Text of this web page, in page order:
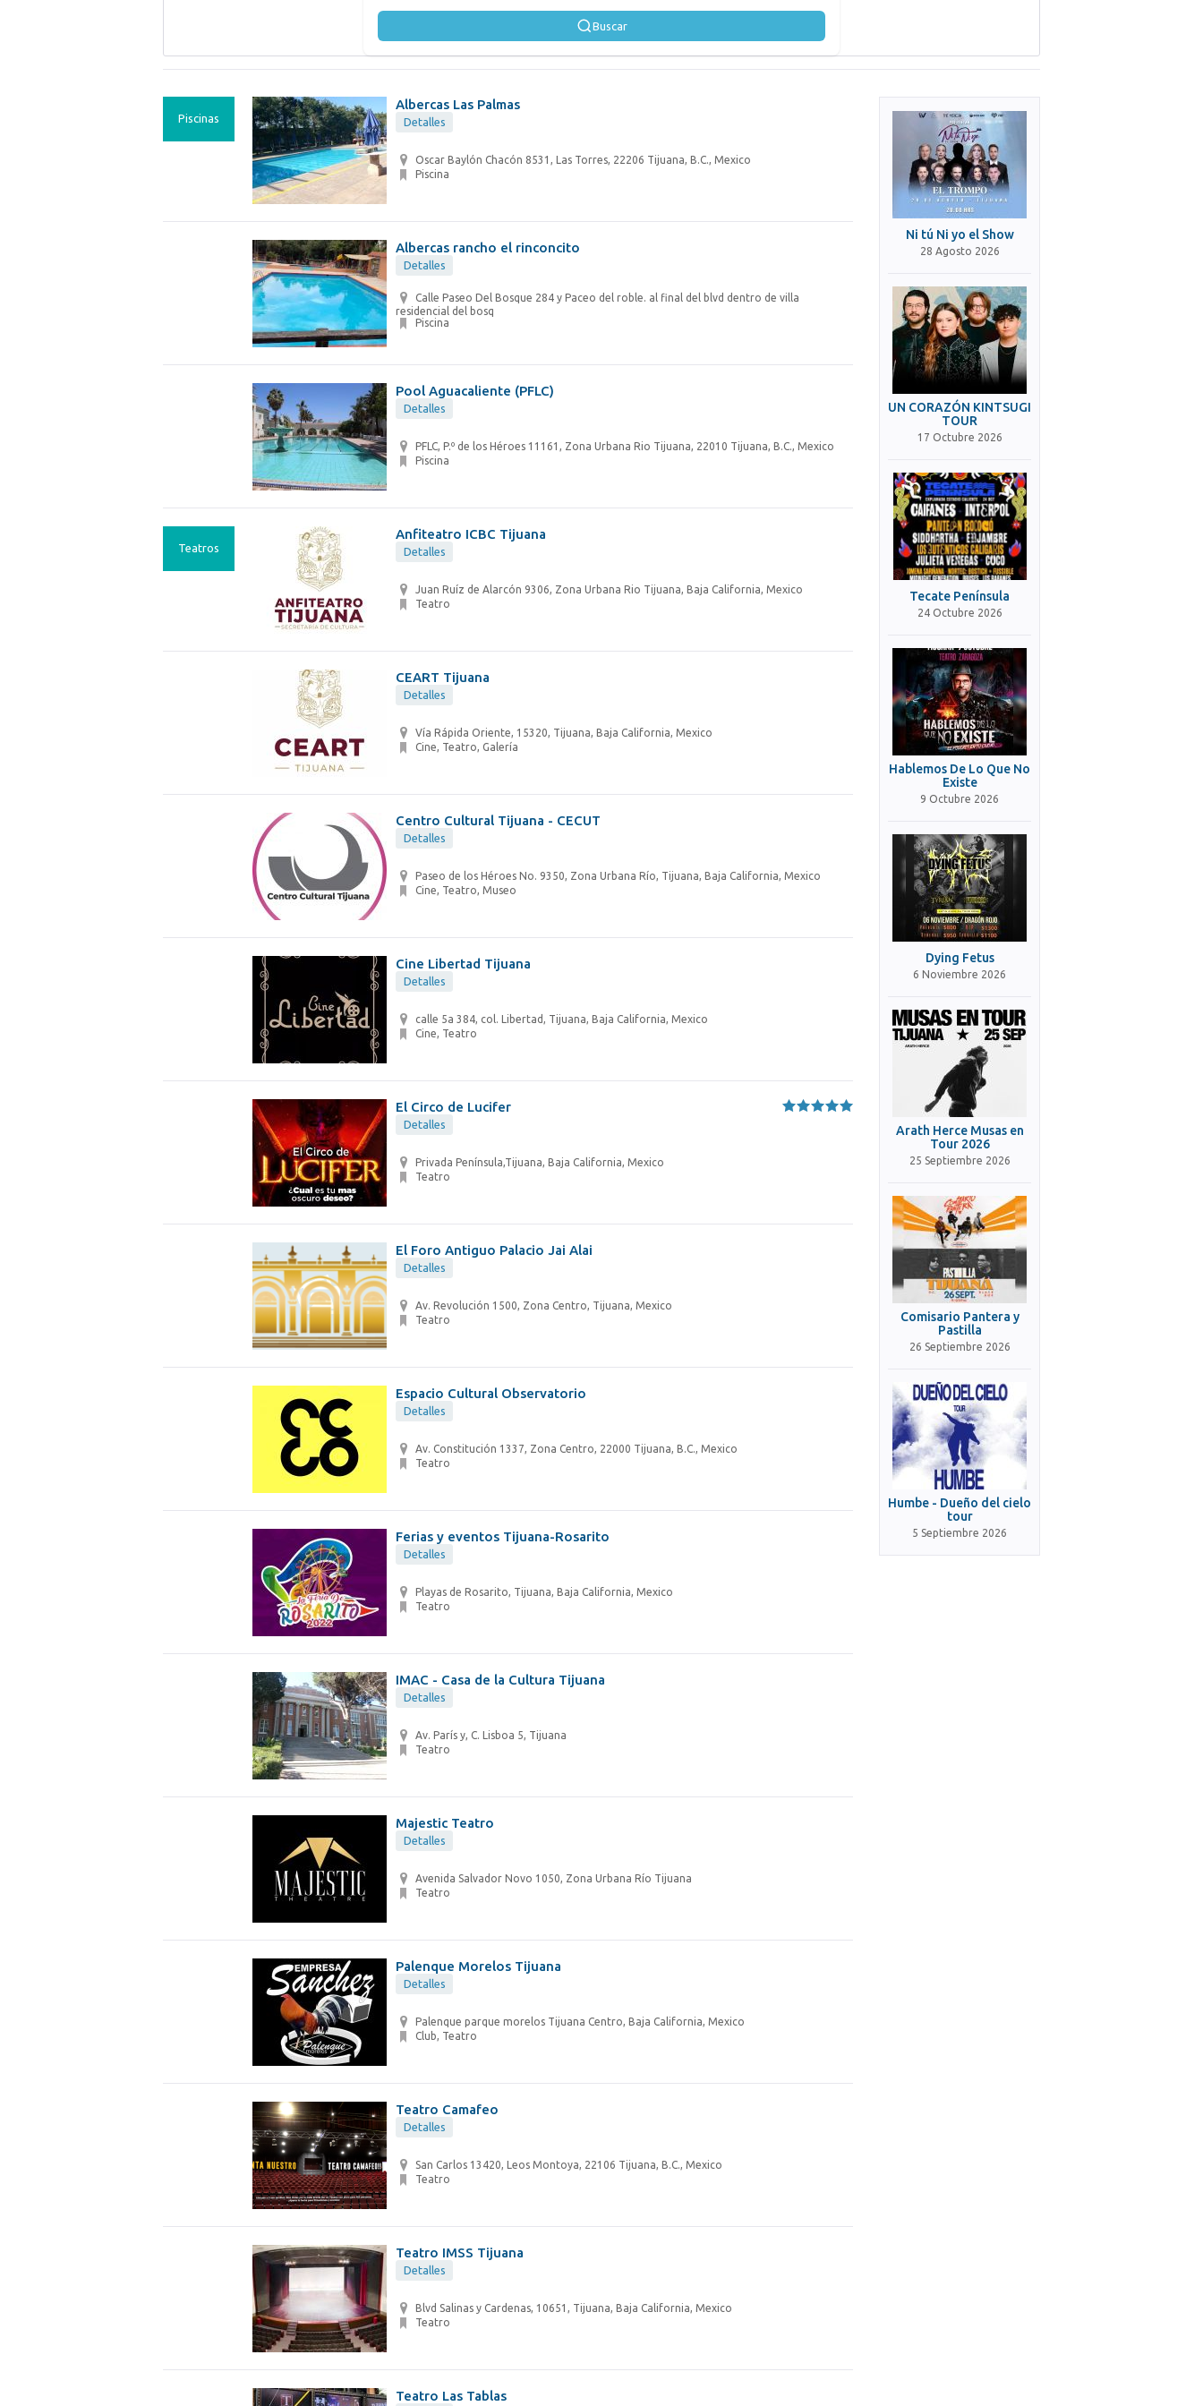
Buscar
Piscinas
Albercas Las Palmas
Detalles
Oscar Baylón Chacón 8531, Las Torres, 22206 Tijuana, B.C., Mexico
Piscina
Albercas rancho el rinconcito
Detalles
Calle Paseo Del Bosque 284 y Paceo del roble. al final del blvd dentro de villa
residencial del bosq
Piscina
Pool Aguacaliente (PFLC)
Detalles
PFLC, P.º de los Héroes 11161, Zona Urbana Rio Tijuana, 22010 Tijuana, B.C., Mexico
Piscina
Teatros
Anfiteatro ICBC Tijuana
Detalles
Juan Ruíz de Alarcón 9306, Zona Urbana Rio Tijuana, Baja California, Mexico
Teatro
CEART Tijuana
Detalles
Vía Rápida Oriente, 15320, Tijuana, Baja California, Mexico
Cine, Teatro, Galería
Centro Cultural Tijuana - CECUT
Detalles
Paseo de los Héroes No. 9350, Zona Urbana Río, Tijuana, Baja California, Mexico
Cine, Teatro, Museo
Cine Libertad Tijuana
Detalles
calle 5a 384, col. Libertad, Tijuana, Baja California, Mexico
Cine, Teatro
El Circo de Lucifer
Detalles
Privada Península,Tijuana, Baja California, Mexico
Teatro
El Foro Antiguo Palacio Jai Alai
Detalles
Av. Revolución 1500, Zona Centro, Tijuana, Mexico
Teatro
Espacio Cultural Observatorio
Detalles
Av. Constitución 1337, Zona Centro, 22000 Tijuana, B.C., Mexico
Teatro
Ferias y eventos Tijuana-Rosarito
Detalles
Playas de Rosarito, Tijuana, Baja California, Mexico
Teatro
IMAC - Casa de la Cultura Tijuana
Detalles
Av. París y, C. Lisboa 5, Tijuana
Teatro
Majestic Teatro
Detalles
Avenida Salvador Novo 1050, Zona Urbana Río Tijuana
Teatro
Palenque Morelos Tijuana
Detalles
Palenque parque morelos Tijuana Centro, Baja California, Mexico
Club, Teatro
Teatro Camafeo
Detalles
San Carlos 13420, Leos Montoya, 22106 Tijuana, B.C., Mexico
Teatro
Teatro IMSS Tijuana
Detalles
Blvd Salinas y Cardenas, 10651, Tijuana, Baja California, Mexico
Teatro
Teatro Las Tablas
Ni tú Ni yo el Show
28 Agosto 2026
UN CORAZÓN KINTSUGI
TOUR
17 Octubre 2026
Tecate Península
24 Octubre 2026
Hablemos De Lo Que No
Existe
9 Octubre 2026
Dying Fetus
6 Noviembre 2026
Arath Herce Musas en
Tour 2026
25 Septiembre 2026
Comisario Pantera y
Pastilla
26 Septiembre 2026
Humbe - Dueño del cielo
tour
5 Septiembre 2026